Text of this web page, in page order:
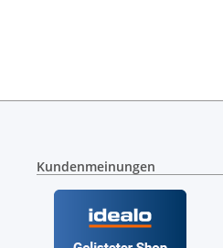
Kundenmeinungen